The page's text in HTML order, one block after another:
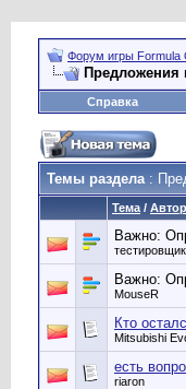
Форум игры Formula
Предложения
Справка
Темы раздела:
Тема / Автор
Важно:
тестировщик
Важно:
MouseR
Кто
Mitsubishi
есть
riaron